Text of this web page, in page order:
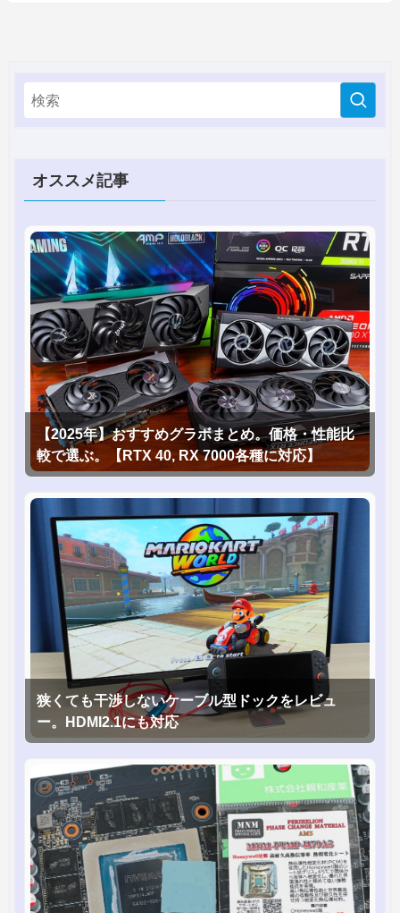
オススメ記事
【2025年】おすすめグラボまとめ。価格・性能比
較で選ぶ。【RTX 40, RX 7000各種に対応】
狭くても干渉しないケーブル型ドックをレビュ
ー。HDMI2.1にも対応